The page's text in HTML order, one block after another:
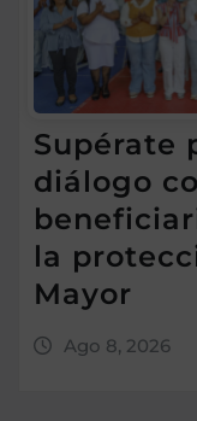
Supérate
diálogo
la
Mayor
Ago 8, 2026